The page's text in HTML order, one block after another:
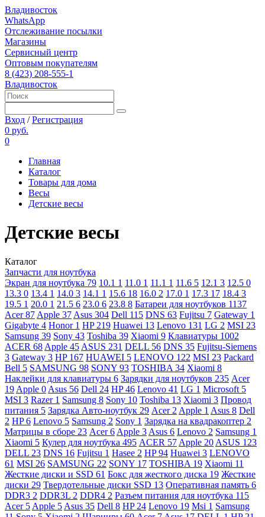
Владивосток
WhatsApp
Отслеживание посылки
Магазины
Сервисный центр
Оптовым покупателям
8 (423) 208-555-1
Владивосток
Вход /Регистрация
0 руб.
0
Главная
Каталог
Товары для дома
Весы
Детские весы
Детские весы
Каталог
Запчасти для ноутбука
Экран для ноутбука 79 10.1 1 11.0 1 11.1 1 11.6 5 12.1 3 12.5 0
13.3 0 13.4 1 14.0 3 14.1 1 15.6 18 16.0 2 17.0 1 17.3 17 18.4 3
19.5 1 20.0 1 21.5 6 23.0 6 23.8 8 Батареи для ноутбуков 1137
Acer87 Apple 37 Asus 304 Dell 115 DNS 63 Fujitsu 7 Gateway 1
Gigabyte 4 Honor 1 HP 219 Huawei 13 Lenovo 131 LG 2 MSI 23
Samsung 39 Sony 43 Toshiba 39 Xiaomi 9 Клавиатуры 1002
ACER 68 Apple 45 ASUS 231 DELL 56 DNS 35 Fujitsu-Siemens
3 Gateway 3 HP 167 HUAWEI 5 LENOVO 122 MSI 23 Packard
Bell 5 SAMSUNG 98 SONY 93 TOSHIBA 34 Xiaomi 8
Наклейки для клавиатуры 6 Зарядки для ноутбуков 235 Acer
19 Apple 0 Asus 56 Dell 24 HP46 Lenovo 41 LG 1 Microsoft 5
MSI 3 Razer 1 Samsung 8 Sony 10 Toshiba 13 Xiaomi 3 Провод
питания 5 Зарядка Авто-ноутбук 29 Acer 2 Apple 1 Asus 8 Dell
2 HP6 Lenovo 5 Samsung 2 Sony 1 Зарядка на квадракоптер 2
Матрицы в сборе 23 Acer6 Apple 3 Asus 6 Lenovo 2 Samsung 1
Xiaomi 5 Кулер для ноутбука 495 ACER 57 Apple 20 ASUS 123
DELL 23 DNS 16 Fujitsu 1 Hasee 2 HP94 Huawei 3 LENOVO
61 MSI 26 SAMSUNG 22 SONY 17 TOSHIBA 19 Xiaomi 11
Жесткие диски и SSD 61 Бокс для жесткого диска 19 Жесткие
диски 29 Твердотельные диски SSD 13 Оперативная память 6
DDR3 2 DDR3L 2 DDR4 2 Разъем питания для ноутбука 115
Acer 5 Apple 5 Asus 35 Dell 8 HP 24 Lenovo 19 Msi 1 Samsung